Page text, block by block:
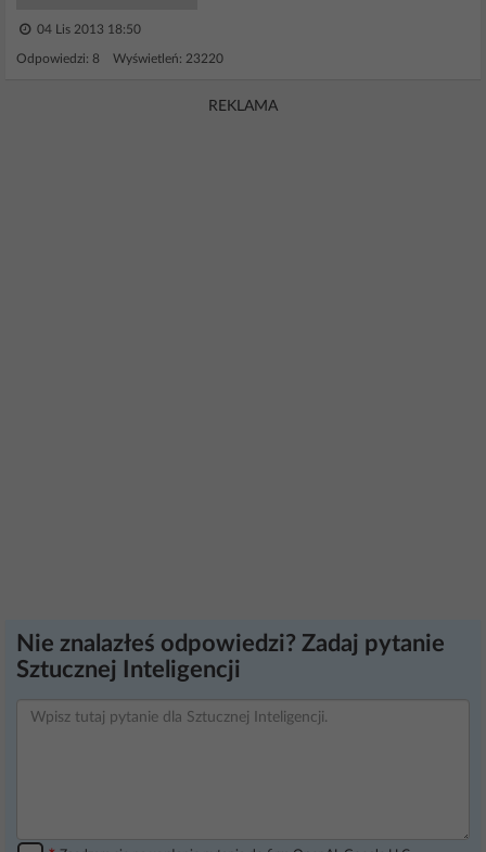
04 Lis 2013 18:50
Odpowiedzi: 8 Wyświetleń: 23220
REKLAMA
Nie znalazłeś odpowiedzi? Zadaj pytanie
Sztucznej Inteligencji